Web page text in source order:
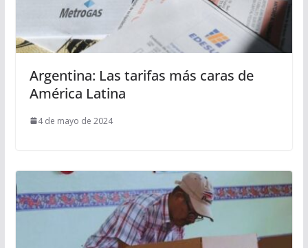
Argentina: Las tarifas más caras de
América Latina
4 de mayo de 2024